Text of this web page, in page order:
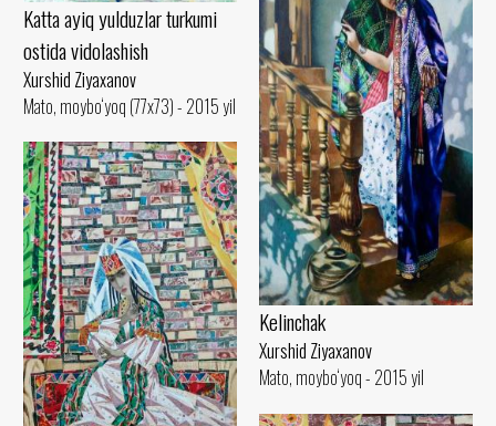
Katta ayiq yulduzlar turkumi
ostida vidolashish
Xurshid Ziyaxanov
Mato, moybo‘yoq (77x73) - 2015 yil
Kelinchak
Xurshid Ziyaxanov
Mato, moybo‘yoq - 2015 yil